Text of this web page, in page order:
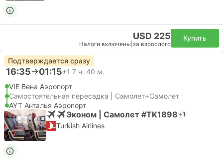
USD 225
Налоги включены за взрослого
Купить
Подтверждается сразу
16:35 01:15+1 7 ч. 40 м.
VIE Вена Аэропорт
Самостоятельная пересадка | Самолет+Самолет
AYT Анталья Аэропорт
Эконом | Самолет #TK1898 +1
Turkish Airlines